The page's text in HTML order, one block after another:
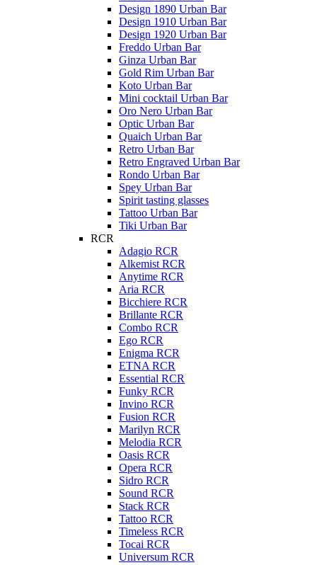
Design 1890 Urban Bar
Design 1910 Urban Bar
Design 1920 Urban Bar
Freddo Urban Bar
Ginza Urban Bar
Gold Rim Urban Bar
Koto Urban Bar
Mini cocktail Urban Bar
Oro Nero Urban Bar
Optic Urban Bar
Quaich Urban Bar
Retro Urban Bar
Retro Engraved Urban Bar
Rondo Urban Bar
Spey Urban Bar
Spirit tasting glasses
Tattoo Urban Bar
Tiki Urban Bar
RCR
Adagio RCR
Alkemist RCR
Anytime RCR
Aria RCR
Bicchiere RCR
Brillante RCR
Combo RCR
Ego RCR
Enigma RCR
ETNA RCR
Essential RCR
Funky RCR
Invino RCR
Fusion RCR
Marilyn RCR
Melodia RCR
Oasis RCR
Opera RCR
Sidro RCR
Sound RCR
Stack RCR
Tattoo RCR
Timeless RCR
Tocai RCR
Universum RCR